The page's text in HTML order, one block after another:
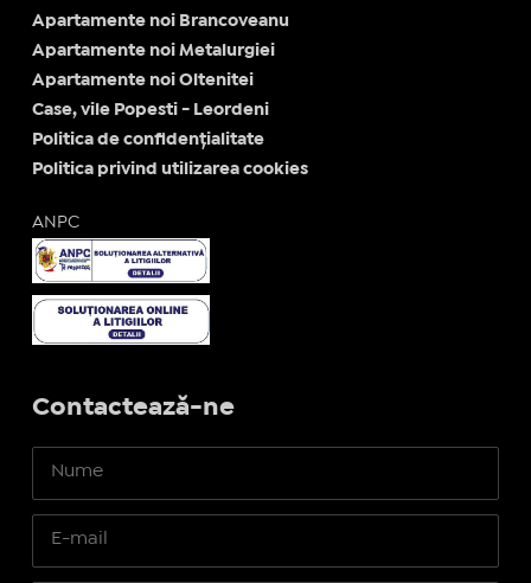
Apartamente noi Brancoveanu
Apartamente noi Metalurgiei
Apartamente noi Oltenitei
Case, vile Popesti - Leordeni
Politica de confidențialitate
Politica privind utilizarea cookies
ANPC
Contactează-ne